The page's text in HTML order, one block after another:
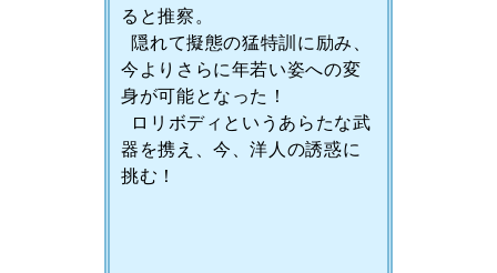
ると推察。
隠れて擬態の猛特訓に励み、
今よりさらに年若い姿への変
身が可能となった！
ロリボディというあらたな武
器を携え、今、洋人の誘惑に
挑む！